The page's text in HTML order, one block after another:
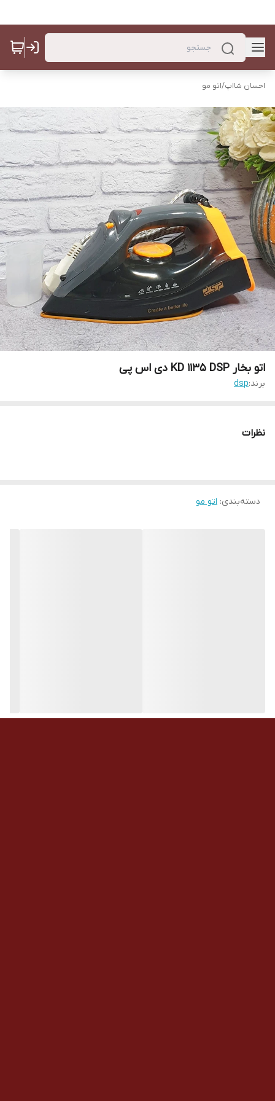
احسان شااپ/اتو مو
اتو بخار KD 1135 DSP دی اس پی
برند:dsp
نظرات
دسته‌بندی: اتو مو